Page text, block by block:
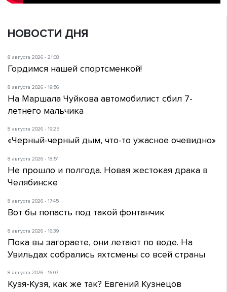
НОВОСТИ ДНЯ
8 августа 2026 - 21:08
Гордимся нашей спортсменкой!
8 августа 2026 - 19:56
На Маршала Чуйкова автомобилист сбил 7-
летнего мальчика
8 августа 2026 - 19:25
«Черный-черный дым, что-то ужасное очевидно»
8 августа 2026 - 18:51
Не прошло и полгода. Новая жестокая драка в
Челябинске
8 августа 2026 - 17:45
Вот бы попасть под такой фонтанчик
8 августа 2026 - 16:39
Пока вы загораете, они летают по воде. На
Увильдах собрались яхтсмены со всей страны
8 августа 2026 - 16:07
Кузя-Кузя, как же так? Евгений Кузнецов